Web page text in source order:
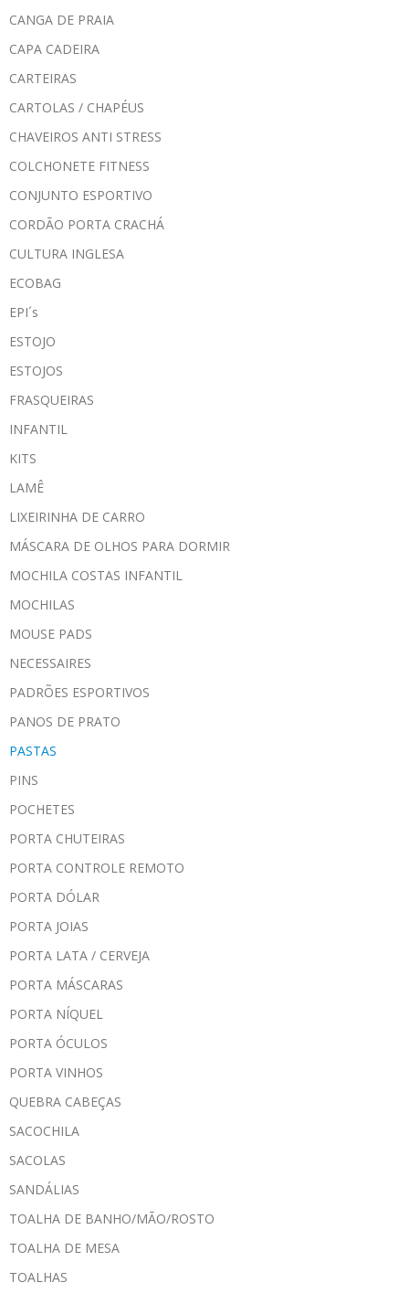
CANGA DE PRAIA
CAPA CADEIRA
CARTEIRAS
CARTOLAS / CHAPÉUS
CHAVEIROS ANTI STRESS
COLCHONETE FITNESS
CONJUNTO ESPORTIVO
CORDÃO PORTA CRACHÁ
CULTURA INGLESA
ECOBAG
EPI´s
ESTOJO
ESTOJOS
FRASQUEIRAS
INFANTIL
KITS
LAMÊ
LIXEIRINHA DE CARRO
MÁSCARA DE OLHOS PARA DORMIR
MOCHILA COSTAS INFANTIL
MOCHILAS
MOUSE PADS
NECESSAIRES
PADRÕES ESPORTIVOS
PANOS DE PRATO
PASTAS
PINS
POCHETES
PORTA CHUTEIRAS
PORTA CONTROLE REMOTO
PORTA DÓLAR
PORTA JOIAS
PORTA LATA / CERVEJA
PORTA MÁSCARAS
PORTA NÍQUEL
PORTA ÓCULOS
PORTA VINHOS
QUEBRA CABEÇAS
SACOCHILA
SACOLAS
SANDÁLIAS
TOALHA DE BANHO/MÃO/ROSTO
TOALHA DE MESA
TOALHAS